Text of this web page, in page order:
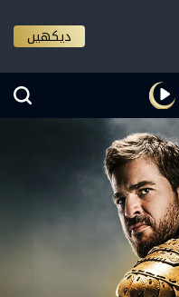
دیکھیں